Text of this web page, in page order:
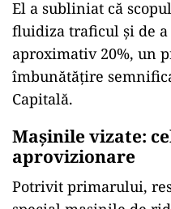
El a subliniat că
fluidiza traficul și de
aproximativ 20%, un
îmbunătățire
Capitală.
Mașinile vizate:
aprovizionare
Potrivit primarului,